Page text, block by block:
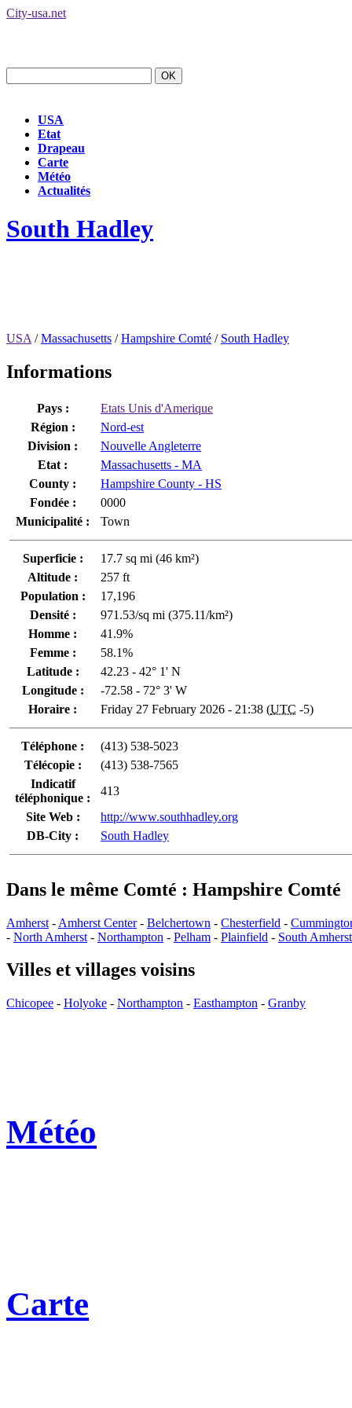
City-usa.net
USA
Etat
Drapeau
Carte
Météo
Actualités
South Hadley
USA /Massachusetts /Hampshire Comté / South Hadley
Informations
Pays :
Etats Unis d'Amerique
Région :
Nord-est
Division :
Nouvelle Angleterre
Etat :
Massachusetts - MA
County :
Hampshire County - HS
Fondée :
0000
Municipalité :
Town
Superficie :
17.7 sq mi (46 km²)
Altitude :
257 ft
Population :
17,196
Densité :
971.53/sq mi (375.11/km²)
Homme :
41.9%
Femme :
58.1%
Latitude :
42.23 - 42° 1' N
Longitude :
-72.58 - 72° 3' W
Horaire :
Friday 27 February 2026 - 21:38 (UTC -5)
Téléphone :
(413) 538-5023
Télécopie :
(413) 538-7565
Indicatif
téléphonique :
413
Site Web :
http://www.southhadley.org
DB-City :
South Hadley
Dans le même Comté : Hampshire Comté
Amherst - Amherst Center- Belchertown - Chesterfield -
- North Amherst - Northampton - Pelham - Plainfield - South Amherst
Villes et villages voisins
Chicopee - Holyoke - Northampton - Easthampton - Granby
Météo
Carte